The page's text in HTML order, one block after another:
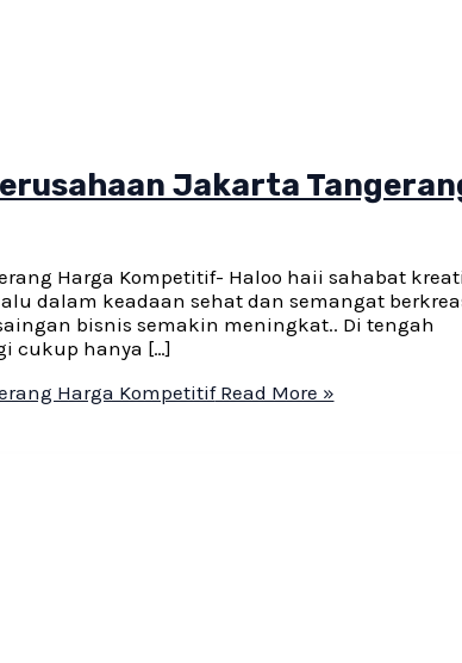
Jakarta
Harga Kompetitif- Haloo haii sahabat
dalam keadaan sehat dan semangat
bisnis semakin meningkat.. Di tengah
cukup hanya […]
Harga KompetitifRead More »